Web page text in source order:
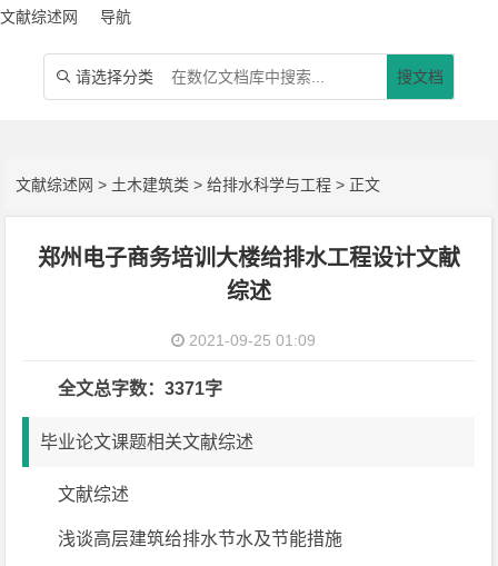
文献综述网 导航
 请选择分类 搜文档
文献综述网 > 土木建筑类 >给排水科学与工程 > 正文
郑州电子商务培训大楼给排水工程设计文献
综述
2021-09-25 01:09
全文总字数：3371字
毕业论文课题相关文献综述
文献综述
浅谈高层建筑给排水节水及节能措施